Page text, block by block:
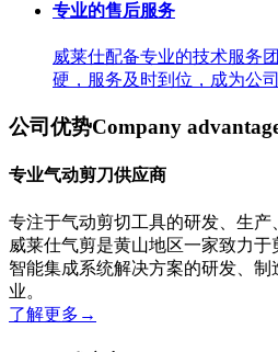
专业的售后服务
威莱仕配备专业的技术服务
硬，服务及时到位，成为公
公司优势Company
专业气动剪刀供应商
专注于气动剪切工具的研发、生产
威莱仕气剪是黄山地区一家致力
智能集成系统解决方案的研发、
业。
了解更多 →